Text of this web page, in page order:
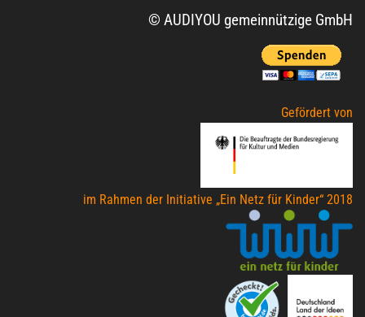
© AUDIYOU gemeinnützige GmbH
Gefördert von
im Rahmen der Initiative „Ein Netz für Kinder“ 2018